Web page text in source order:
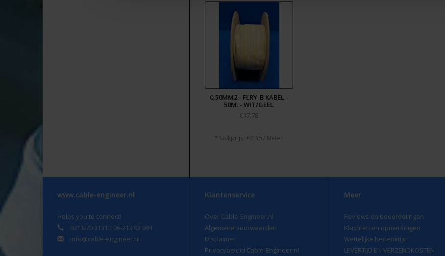
0,50MM2 - FLRY-B KABEL -
50M. - WIT/GEEL
€17,78
* Stukprijs: €0,36 / Meter
www.cable-engineer.nl
Helps you to connect!
0313-70 3131 / 06-213 93 994
info@cable-engineer.nl
Klantenservice
Over Cable-Engineer.nl
Algemene voorwaarden
Disclaimer
Privacybeleid Cable-Engineer.nl
Meer
Reviews en beoordelingen
Klachten en opmerkingen
Wettelijke bedenktijd
LEVERTIJD EN VERZENDKOSTEN